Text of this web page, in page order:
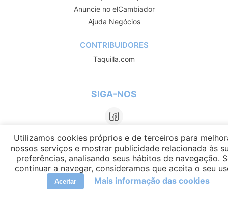
Anuncie no elCambiador
Ajuda Negócios
CONTRIBUIDORES
Taquilla.com
SIGA-NOS
Utilizamos cookies próprios e de terceiros para
nossos serviços e mostrar publicidade relacionada às
preferências, analisando seus hábitos de navegação.
continuar a navegar, consideramos que aceita o seu
Aceitar Mais informação das cookies